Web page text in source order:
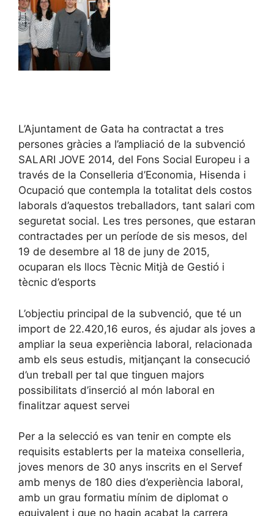
L’Ajuntament de Gata ha contractat a tres
persones gràcies a l’ampliació de la subvenció
SALARI JOVE 2014, del Fons Social Europeu i a
través de la Conselleria d’Economia, Hisenda i
Ocupació que contempla la totalitat dels costos
laborals d’aquestos treballadors, tant salari com
seguretat social. Les tres persones, que estaran
contractades per un període de sis mesos, del
19 de desembre al 18 de juny de 2015,
ocuparan els llocs Tècnic Mitjà de Gestió i
tècnic d’esports
L’objectiu principal de la subvenció, que té un
import de 22.420,16 euros, és ajudar als joves a
ampliar la seua experiència laboral, relacionada
amb els seus estudis, mitjançant la consecució
d’un treball per tal que tinguen majors
possibilitats d’inserció al món laboral en
finalitzar aquest servei
Per a la selecció es van tenir en compte els
requisits establerts per la mateixa conselleria,
joves menors de 30 anys inscrits en el Servef
amb menys de 180 dies d’experiència laboral,
amb un grau formatiu mínim de diplomat o
equivalent i que no hagin acabat la carrera